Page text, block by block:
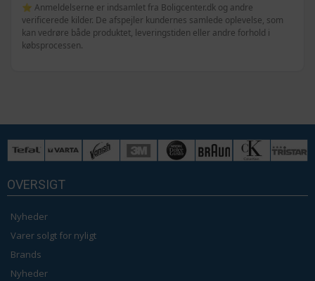
⭐ Anmeldelserne er indsamlet fra Boligcenter.dk og andre
verificerede kilder. De afspejler kundernes samlede oplevelse, som
kan vedrøre både produktet, leveringstiden eller andre forhold i
købsprocessen.
OVERSIGT
Nyheder
Varer solgt for nyligt
Brands
Nyheder